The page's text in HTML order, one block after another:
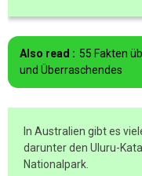
Also read : 55 Fakten
und Überraschendes
In Australien gibt es
darunter den Uluru-
Nationalpark.